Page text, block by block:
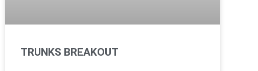
TRUNKS BREAKOUT